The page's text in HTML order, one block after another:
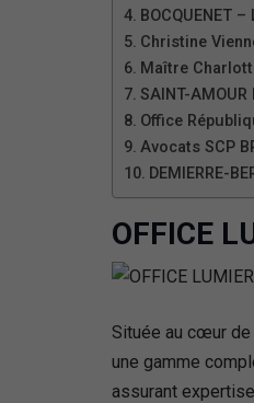
BOCQUENET
Christine
Maître
SAINT-
Office
Avocats SCP
DEMIERRE-
OFFICE
Située au cœur de
une gamme
assurant